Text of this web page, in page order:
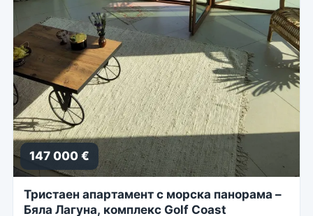
147 000 €
Тристаен апартамент с морска панорама –
Бяла Лагуна, комплекс Golf Coast